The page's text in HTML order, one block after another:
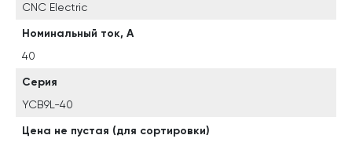
CNC Electric
Номинальный ток, А
40
Серия
YCB9L-40
Цена не пустая (для сортировки)